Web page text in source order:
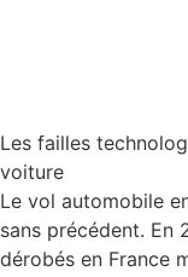
Les failles
voiture
Le vol automobile
sans précédent. En
dérobés en France